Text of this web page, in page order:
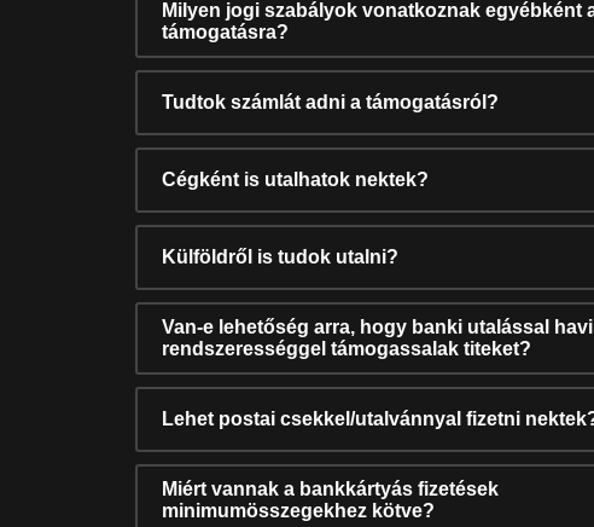
Milyen jogi szabályok vonatkoznak egyébként
támogatásra?
Tudtok számlát adni a támogatásról?
Cégként is utalhatok nektek?
Külföldről is tudok utalni?
Van-e lehetőség arra, hogy banki utalással havi
rendszerességgel támogassalak titeket?
Lehet postai csekkel/utalvánnyal fizetni
Miért vannak a bankkártyás fizetések
minimumösszegekhez kötve?